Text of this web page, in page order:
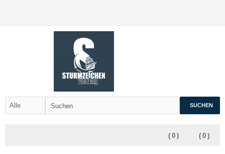
SUCHEN
( 0 )
( 0 )